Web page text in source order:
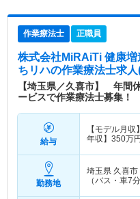
作業療法士 正職員
株式会社MiRAiTi 健康
ちリハの作業療法士求
【埼玉県／久喜市】 年間
ービスで作業療法士募集！
給与
【モデル月収】
年収】 350万
勤務地
埼玉県 久喜市
（バス・車7